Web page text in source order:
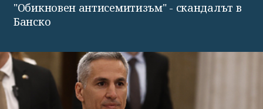
"Обикновен антисемитизъм" - скандалът в
Банско